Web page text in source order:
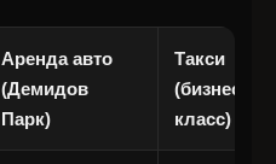
Аренда авто
(Демидов
Парк)
Такси
(бизнес-
класс)